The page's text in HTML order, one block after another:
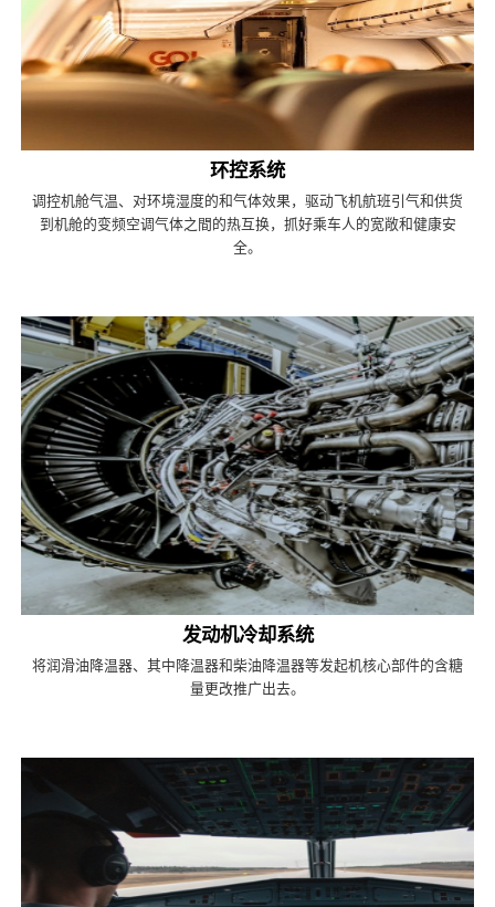
环控系统
调控机舱气温、对环境湿度的和气体效果，驱动飞机航班引气和供货
到机舱的变频空调气体之間的热互换，抓好乘车人的宽敞和健康安
全。
发动机冷却系统
将润滑油降温器、其中降温器和柴油降温器等发起机核心部件的含糖
量更改推广出去。